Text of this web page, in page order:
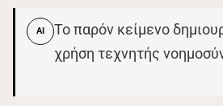
AI
Το παρόν κείμενο
χρήση τεχνητής